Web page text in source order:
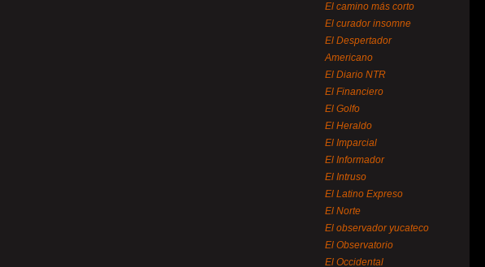
El camino más corto
El curador insomne
El Despertador
Americano
El Diario NTR
El Financiero
El Golfo
El Heraldo
El Imparcial
El Informador
El Intruso
El Latino Expreso
El Norte
El observador yucateco
El Observatorio
El Occidental